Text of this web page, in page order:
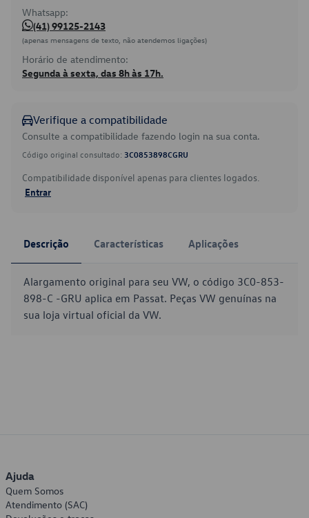
Whatsapp:
(41) 99125-2143
(apenas mensagens de texto, não atendemos ligações)
Horário de atendimento:
Segunda à sexta, das 8h às 17h.
Verifique a compatibilidade
Consulte a compatibilidade fazendo login na sua conta.
Código original consultado: 3C0853898CGRU
Compatibilidade disponível apenas para clientes logados.
Entrar
Descrição Características Aplicações
Alargamento original para seu VW, o código 3C0-853-
898-C -GRU aplica em Passat. Peças VW genuínas na
sua loja virtual oficial da VW.
Ajuda
Quem Somos
Atendimento (SAC)